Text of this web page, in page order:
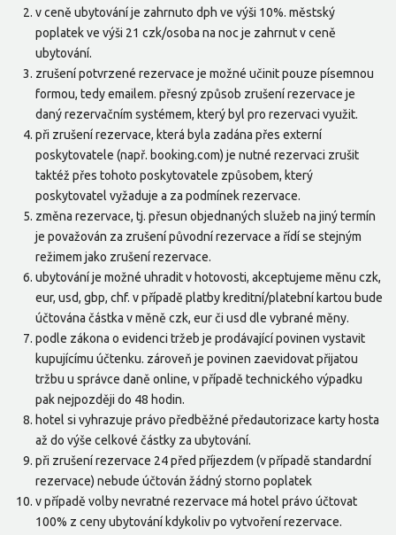
v ceně ubytování je zahrnuto dph ve výši 10%. městský
poplatek ve výši 21 czk/osoba na noc je zahrnut v ceně
ubytování.
zrušení potvrzené rezervace je možné učinit pouze písemnou
formou, tedy emailem. přesný způsob zrušení rezervace je
daný rezervačním systémem, který byl pro rezervaci využit.
při zrušení rezervace, která byla zadána přes externí
poskytovatele (např. booking.com) je nutné rezervaci zrušit
taktéž přes tohoto poskytovatele způsobem, který
poskytovatel vyžaduje a za podmínek rezervace.
změna rezervace, tj. přesun objednaných služeb na jiný termín
je považován za zrušení původní rezervace a řídí se stejným
režimem jako zrušení rezervace.
ubytování je možné uhradit v hotovosti, akceptujeme měnu czk,
eur, usd, gbp, chf. v případě platby kreditní/platební kartou bude
účtována částka v měně czk, eur či usd dle vybrané měny.
podle zákona o evidenci tržeb je prodávající povinen vystavit
kupujícímu účtenku. zároveň je povinen zaevidovat přijatou
tržbu u správce daně online, v případě technického výpadku
pak nejpozději do 48 hodin.
hotel si vyhrazuje právo předběžné předautorizace karty hosta
až do výše celkové částky za ubytování.
při zrušení rezervace 24 před příjezdem (v případě standardní
rezervace) nebude účtován žádný storno poplatek
v případě volby nevratné rezervace má hotel právo účtovat
100% z ceny ubytování kdykoliv po vytvoření rezervace.